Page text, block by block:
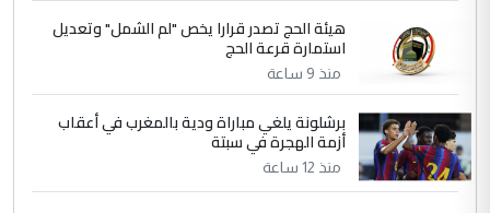
هيئة الحج تصدر قرارا يخص "لم الشمل" وتعديل
استمارة قرعة الحج
منذ 9 ساعة
برشلونة يلغي مباراة ودية بالمغرب في أعقاب
أزمة الهجرة في سبتة
منذ 12 ساعة